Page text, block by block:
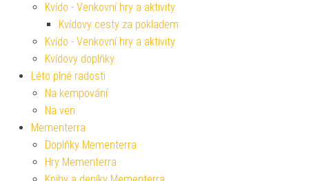
Kvído - Venkovní hry a aktivity
Kvídovy cesty za pokladem
Kvído - Venkovní hry a aktivity
Kvídovy doplňky
Léto plné radosti
Na kempování
Na ven
Mementerra
Doplňky Mementerra
Hry Mementerra